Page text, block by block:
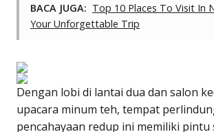
BACA JUGA: Top 10 Places To Visit In
Your Unforgettable Trip
Dengan lobi di lantai dua dan salon
upacara minum teh, tempat
pencahayaan redup ini memiliki pintu